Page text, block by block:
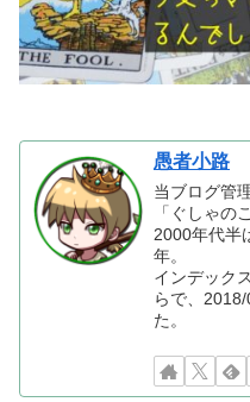
愚者小路
当ブログ管
「ぐしゃの
2000年代半
年。
インデック
らで、
た。